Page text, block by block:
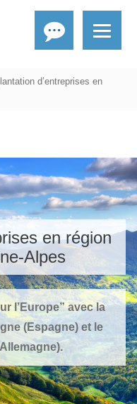
d’entreprises en
en région
Alpes
l’Europe” avec la
(Espagne) et le